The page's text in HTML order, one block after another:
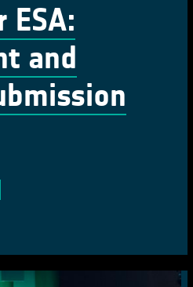
ESA:
and